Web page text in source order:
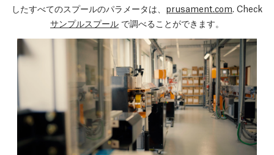
したすべてのスプールのパラメータは、 prusament.com. Check
サンプルスプール で調べることができます。